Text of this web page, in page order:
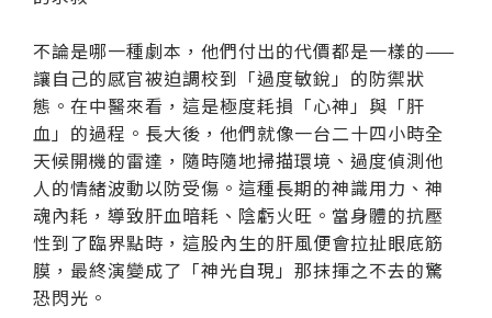
不論是哪一種劇本，他們付出的代價都是一樣的——
讓自己的感官被迫調校到「過度敏銳」的防禦狀
態。在中醫來看，這是極度耗損「心神」與「肝
血」的過程。長大後，他們就像一台二十四小時全
天候開機的雷達，隨時隨地掃描環境、過度偵測他
人的情緒波動以防受傷。這種長期的神識用力、神
魂內耗，導致肝血暗耗、陰虧火旺。當身體的抗壓
性到了臨界點時，這股內生的肝風便會拉扯眼底筋
膜，最終演變成了「神光自現」那抹揮之不去的驚
恐閃光。